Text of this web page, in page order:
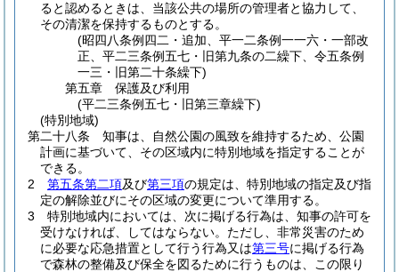
ると認めるときは、当該公共の場所の管理者と協力して、
その清潔を保持するものとする。
(昭四八条例四二・追加、平一二条例一一六・一部改
正、平二三条例五七・旧第九条の二繰下、令五条例
一三・旧第二十条繰下)
第五章
保護及び利用
(平二三条例五七・旧第三章繰下)
(特別地域)
第二十八条
知事は、自然公園の風致を維持するため、公園
計画に基づいて、その区域内に特別地域を指定することが
できる。
2
第五条第二項及び第三項の規定は、特別地域の指定及び指
定の解除並びにその区域の変更について準用する。
3
特別地域内においては、次に掲げる行為は、知事の許可を
受けなければ、してはならない。 ただし、非常災害のため
に必要な応急措置として行う行為又は第三号に掲げる行為
で森林の整備及び保全を図るために行うものは、この限り